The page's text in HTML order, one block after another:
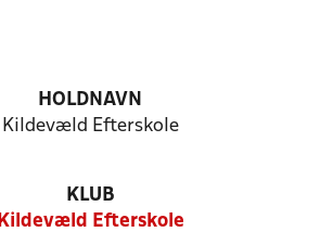
HOLDNAVN
Kildevæld Efterskole
KLUB
Kildevæld Efterskole